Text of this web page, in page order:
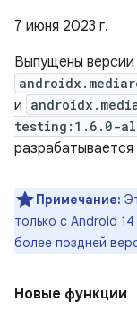
7 июня 2023 г.
Выпущены версии
и
testing:1.6.0-
разрабатывается
Примечание:
только с Android
более поздней
Новые функции